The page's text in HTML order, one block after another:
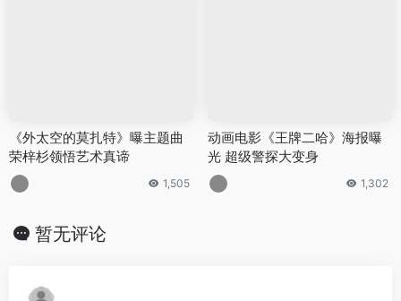
《外太空的莫扎特》曝主题曲
荣梓杉领悟艺术真谛
1,505
动画电影《王牌二哈》海报曝
光 超级警探大变身
1,302
暂无评论